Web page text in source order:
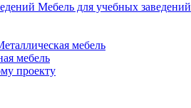
Мебель для учебных заведений
мебель
мебель
проекту